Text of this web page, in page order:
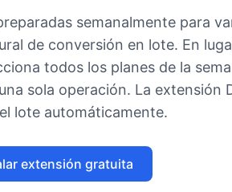
semanalmente para
de conversión en lote. En
todos los planes de la
sola operación. La extensión
lote automáticamente.
extensión gratuita